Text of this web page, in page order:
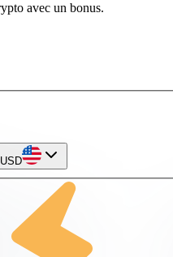
avec un bonus.
USD